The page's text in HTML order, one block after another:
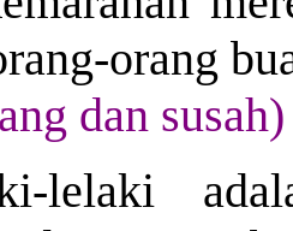
orang
dan susah)
lelaki